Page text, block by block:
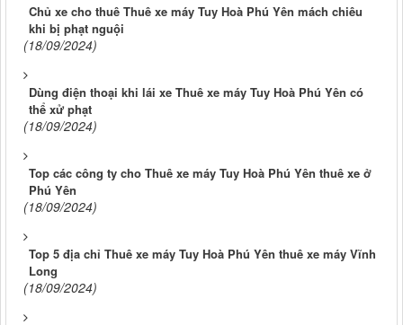
Chủ xe cho thuê Thuê xe máy Tuy Hoà Phú Yên mách chiêu
khi bị phạt nguội
(18/09/2024)
Dùng điện thoại khi lái xe Thuê xe máy Tuy Hoà Phú Yên có
thể xử phạt
(18/09/2024)
Top các công ty cho Thuê xe máy Tuy Hoà Phú Yên thuê xe ở
Phú Yên
(18/09/2024)
Top 5 địa chỉ Thuê xe máy Tuy Hoà Phú Yên thuê xe máy Vĩnh
Long
(18/09/2024)